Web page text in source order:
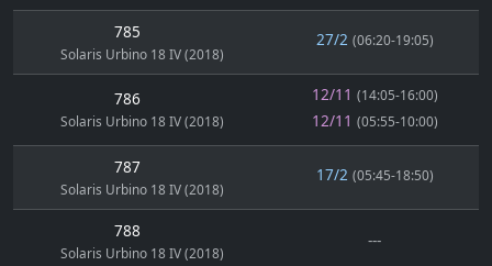
785
Solaris Urbino 18 IV (2018)
27/2 (06:20-19:05)
786
Solaris Urbino 18 IV (2018)
12/11 (14:05-16:00)
12/11 (05:55-10:00)
787
Solaris Urbino 18 IV (2018)
17/2 (05:45-18:50)
788
Solaris Urbino 18 IV (2018)
---